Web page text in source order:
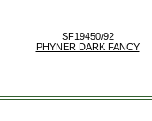
SF19450/92
PHYNER DARK FANCY